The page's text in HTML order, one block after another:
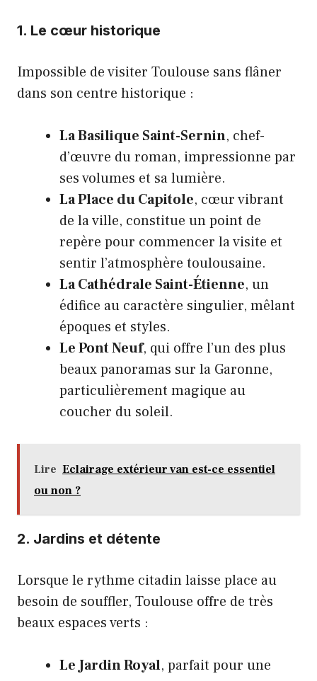
1. Le cœur historique
Impossible de visiter Toulouse sans flâner
dans son centre historique :
La Basilique Saint-Sernin, chef-
d’œuvre du roman, impressionne par
ses volumes et sa lumière.
La Place du Capitole, cœur vibrant
de la ville, constitue un point de
repère pour commencer la visite et
sentir l’atmosphère toulousaine.
La Cathédrale Saint-Étienne, un
édifice au caractère singulier, mêlant
époques et styles.
Le Pont Neuf, qui offre l’un des plus
beaux panoramas sur la Garonne,
particulièrement magique au
coucher du soleil.
Lire Eclairage extérieur van est-ce essentiel
ou non ?
2. Jardins et détente
Lorsque le rythme citadin laisse place au
besoin de souffler, Toulouse offre de très
beaux espaces verts :
Le Jardin Royal, parfait pour une